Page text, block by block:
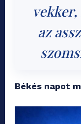
az
Békés napot